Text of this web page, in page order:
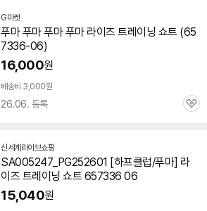
G마켓
푸마 푸마 푸마 푸마 라이즈 트레이닝 쇼트 (65
7336-06)
16,000원
배송비 3,000원
26.06. 등록
관
신세계라이브쇼핑
SA005247_PG252601 [하프클럽/푸마] 라
이즈 트레이닝 쇼트 657336 06
15,040원